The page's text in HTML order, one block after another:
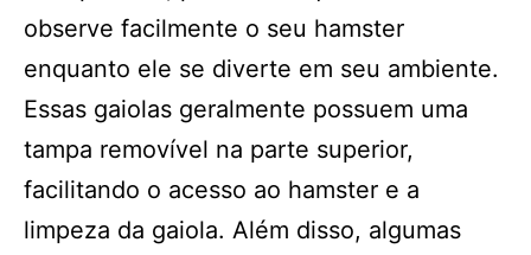
observe facilmente o seu hamster
enquanto ele se diverte em seu ambiente.
Essas gaiolas geralmente possuem uma
tampa removível na parte superior,
facilitando o acesso ao hamster e a
limpeza da gaiola. Além disso, algumas